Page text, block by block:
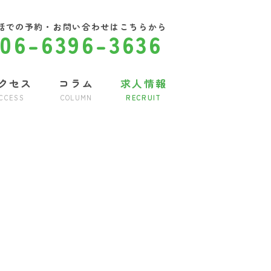
での予約・お問い合わせはこちらから
06-6396-3636
セス コラム
COLUMN
求人情報
RECRUIT